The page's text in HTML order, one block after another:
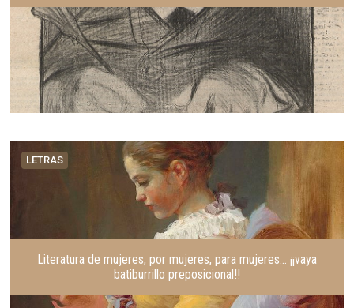
LETRAS
Literatura de mujeres, por mujeres, para mujeres… ¡¡vaya
batiburrillo preposicional!!